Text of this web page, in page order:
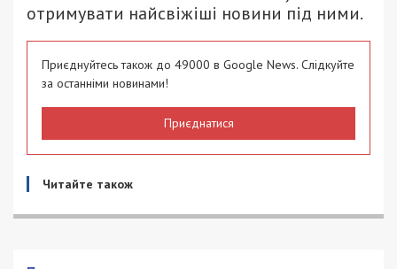
отримувати найсвіжіші новини під ними.
Приєднуйтесь також до 49000 в Google News. Слідкуйте
за останніми новинами!
Приєднатися
Читайте також